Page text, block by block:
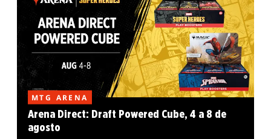
MTG ARENA
Arena Direct: Draft Powered Cube, 4 a 8 de
agosto